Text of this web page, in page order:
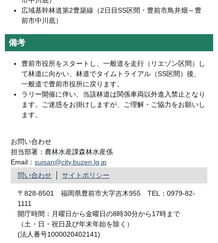
広域基幹林道第2豊築線（2日目SS区間・豊前市鳥井畑～豊
前市中川底）
備考
豊前市役所をスタートし、一般道を走行（リエゾン区間）し
て林道に向かい、林道でタイムトライアル（SS区間）後、
一般道で豊前市役所に戻ります。
ラリー開催に伴い、当該林道は関係車両以外進入禁止となり
ます。ご迷惑をお掛けしますが、ご理解・ご協力をお願いし
ます。
お問い合わせ
担当部署：農林水産課森林水産係
Email：suisan@city.buzen.lg.jp
問い合わせ
サイトポリシー
〒828-8501 福岡県豊前市大字吉木955 TEL：0979-82-
1111
開庁時間：月曜日から金曜日の8時30分から17時まで
（土・日・祝日及び年末年始を除く）
(法人番号1000020402141)